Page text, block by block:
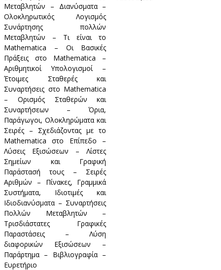
Μεταβλητών – Διανύσματα –
Ολοκληρωτικός Λογισμός
Συνάρτησης πολλών
Μεταβλητών – Τι είναι το
Mathematica – Οι Βασικές
Πράξεις στο Mathematica –
Αριθμητικοί Υπολογισμοί –
Έτοιμες Σταθερές και
Συναρτήσεις στο Mathematica
– Ορισμός Σταθερών και
Συναρτήσεων – Όρια,
Παράγωγοι, Ολοκληρώματα και
Σειρές – Σχεδιάζοντας με το
Mathematica στο Επίπεδο –
Λύσεις Εξισώσεων – Λίστες
Σημείων και Γραφική
Παράστασή τους – Σειρές
Αριθμών – Πίνακες, Γραμμικά
Συστήματα, Ιδιοτιμές και
Ιδιοδιανύσματα – Συναρτήσεις
Πολλών Μεταβλητών –
Τρισδιάστατες Γραφικές
Παραστάσεις – Λύση
διαφορικών Εξισώσεων –
Παράρτημα – Βιβλιογραφία –
Ευρετήριο